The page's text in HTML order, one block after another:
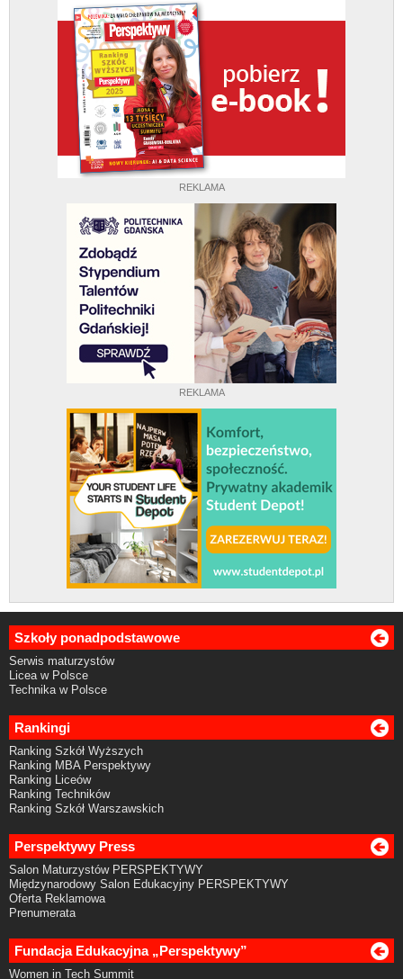
REKLAMA
REKLAMA
Szkoły ponadpodstawowe
Serwis maturzystów
Licea w Polsce
Technika w Polsce
Rankingi
Ranking Szkół Wyższych
Ranking MBA Perspektywy
Ranking Liceów
Ranking Techników
Ranking Szkół Warszawskich
Perspektywy Press
Salon Maturzystów PERSPEKTYWY
Międzynarodowy Salon Edukacyjny PERSPEKTYWY
Oferta Reklamowa
Prenumerata
Fundacja Edukacyjna „Perspektywy”
Women in Tech Summit